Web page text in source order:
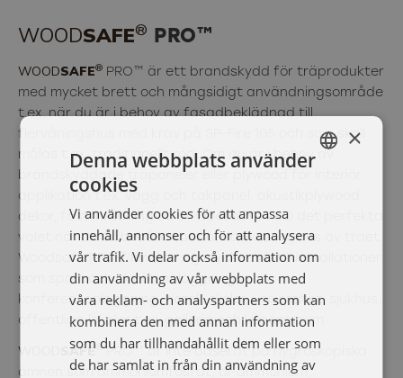
WOODSAFE® PRO™
WOODSAFE® PRO™ är ett brandskydd för träprodukter
med mycket brett och mångsidigt användningsområde
t.ex. när du är i behov av fasadbeklädnad till
flervåningshus med krav på SP-Fire 105 och som skall
målas t.ex. traditionellt röd. Om du är i behov av
brandskyddade träpaneler eller plywood för interiör
applikation t.ex. vägg och takpanel, akustikplywood,
dekor, fast inredning så är Woodsafe PRO det perfekta
valet när du vill behålla känsla, struktur, nyans av träet.
Woodsafe PRO™ lämpar sig mycket väl till installationer
som sport och idrottsanläggningar,
konferensanläggning, hotell, skolor, universitet, sjukhus,
offentliga lokaler t.ex. galleria och köpcentrum.
WOOD SAFE ®PRO™ är inte baserat på hygroskopiska
ämnen som ammoniumfosfat, di-ammonium,
×
Denna webbplats använder
cookies
Vi använder cookies för att anpassa
innehåll, annonser och för att analysera
vår trafik. Vi delar också information om
din användning av vår webbplats med
våra reklam- och analyspartners som kan
kombinera den med annan information
som du har tillhandahållit dem eller som
de har samlat in från din användning av